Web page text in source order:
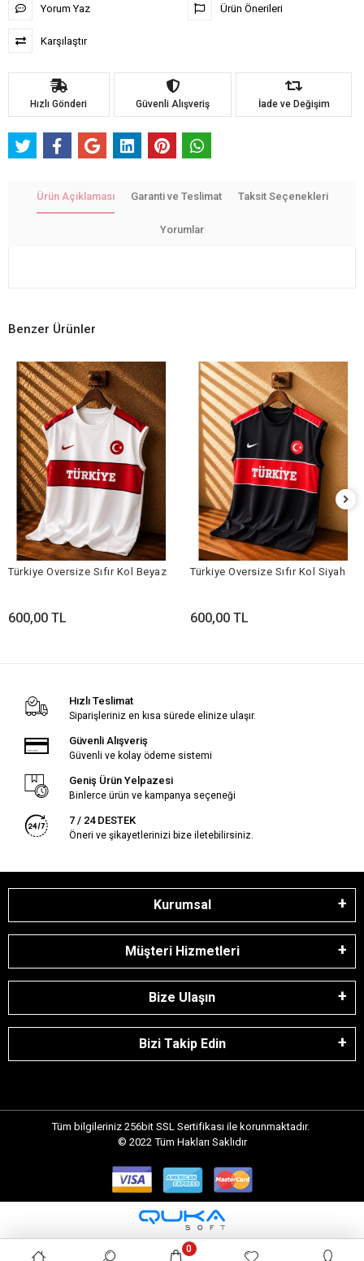
Yorum Yaz
Karşılaştır
Ürün Önerileri
Hızlı Gönderi Güvenli Alışveriş İade ve Değişim
Ürün Açıklaması Garanti ve Teslimat Taksit Seçenekleri
Yorumlar
Benzer Ürünler
Türkiye Oversize Sıfır Kol Beyaz
600,00 TL
Türkiye Oversize Sıfır Kol Siyah
600,00 TL
Hızlı Teslimat
Siparişleriniz en kısa sürede elinize ulaşır.
Güvenli Alışveriş
Güvenli ve kolay ödeme sistemi
Geniş Ürün Yelpazesi
Binlerce ürün ve kampanya seçeneği
7 / 24 DESTEK
Öneri ve şikayetlerinizi bize iletebilirsiniz.
Kurumsal
Müşteri Hizmetleri
Bize Ulaşın
Bizi Takip Edin
Tüm bilgileriniz 256bit SSL Sertifikası ile korunmaktadır.
© 2022 Tüm Hakları Saklıdır
0